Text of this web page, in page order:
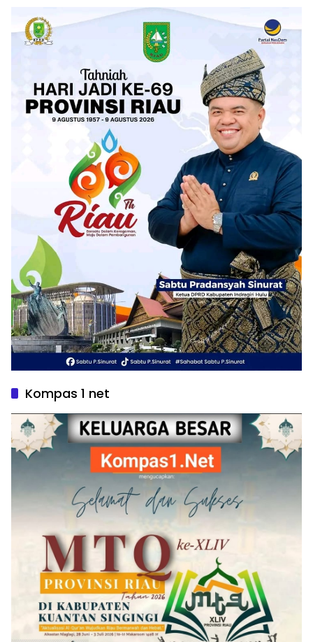
Kompas 1 net